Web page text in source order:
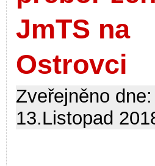
JmTS na
Ostrovci
Zveřejněno dne:
13.Listopad